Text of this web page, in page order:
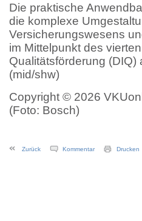
Die praktische
die komplexe
Versicherungswesens
im Mittelpunkt des
Qualitätsförderung
(mid/shw)
Copyright © 2026
(Foto: Bosch)
Zurück Kommentar Drucken